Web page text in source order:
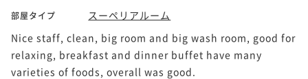
部屋タイプ
スーペリアルーム
Nice staff, clean, big room and big wash room, good for
relaxing, breakfast and dinner buffet have many
varieties of foods, overall was good.